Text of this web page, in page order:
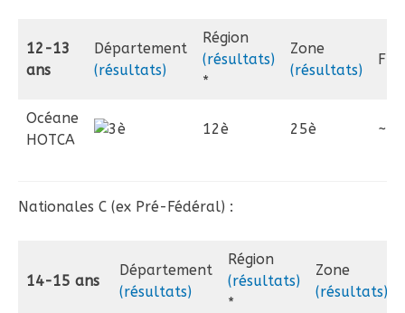
12-13
ans
Département
(résultats)
Région
(résultats)
*
Zone
(résultats)
Océane
HOTCA
12è 25è ~
Nationales C (ex Pré-Fédéral) :
14-15 ans
Département
(résultats)
Région
(résultats)
*
Zone
(résultats)